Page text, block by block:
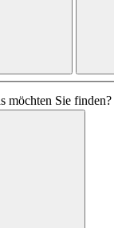
möchten Sie finden?